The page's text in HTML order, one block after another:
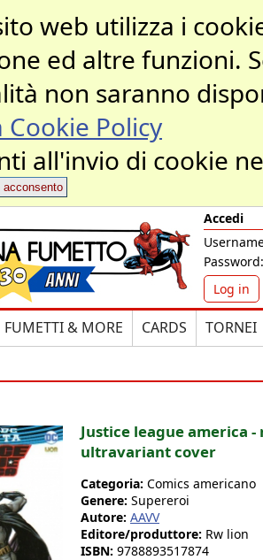
web utilizza i
ed altre funzioni.
non saranno
Cookie Policy
all'invio di cookie
acconsento
Accedi
Password:
Log in
FUMETTI & MORE CARDS TORNEI
Justice league america -
ultravariant cover
Categoria: Comics americano
Genere: Supereroi
Autore: AAVV
Editore/produttore: Rw lion
ISBN: 9788893517874